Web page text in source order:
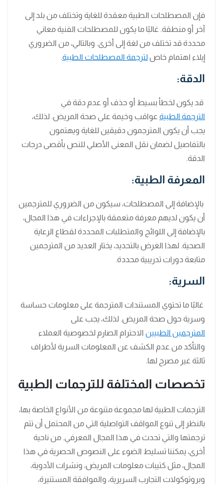
فإن المصطلحات الطبية معقدة للغاية وتختلف من بلد إلى
آخر أو منطقة. غالبًا ما يكون للمصطلحات الفنية معاني
محددة قد تختلف من لغة إلى أخرى. وبالتالي، من الضروري
إيلاء اهتمام خاص لترجمة المصطلحات الطبية.
الدقة:
قد يكون لخطأ بسيط أو حذف أو عدم دقة في
الترجمة الطبية عواقب وخيمة على صحة المريض. لذلك،
يجب أن يكون المترجمون دقيقين للغاية ويهتمون
بالتفاصيل لضمان نقل المعنى الأصلي للنص بأقصى درجات
الدقة.
المعرفة الطبية:
بالإضافة إلى المصطلحات، سيكون من الضروري للمترجمين
أن يكون لديهم معرفة متعمقة بالإجراءات في هذا المجال،
بالإضافة إلى اللوائح والمتطلبات المحددة لقطاع الرعاية
الصحية. لهذا الغرض بالتحديد، يختار العديد من المترجمين
متابعة دورات تدريبية محددة.
السرية:
غالبًا ما تحتوي المستندات المترجمة على معلومات حساسة
وسرية حول صحة المريض. لذلك، يجب على
المترجمين الطبيين الاحترام الصارم لخصوصية العملاء
والتأكد من عدم الكشف عن المعلومات السرية لأطراف
ثالثة غير مصرح لها.
تخصصات المختلفة للترجمات الطبية
الترجمات الطبية لها مجموعة متنوعة من الأنواع الخاصة بها،
بالنظر إلى تنوع المواقف التواصلية التي من المحتمل أن تتم
ترجمتها والتي تحدث في هذا المجال المعرفي. من ناحية
أخرى، يمكننا تسليط الضوء على النصوص الحصرية في هذا
المجال، مثل كتيبات معلومات المريض، ونشرات الأدوية،
وبروتوكولات التجارب السريرية، والموافقة المستنيرة،